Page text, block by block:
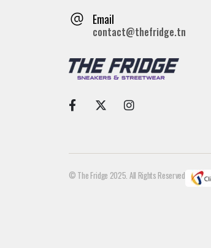
Email
contact@thefridge.tn
© The Fridge 2025. All Rights Reserved